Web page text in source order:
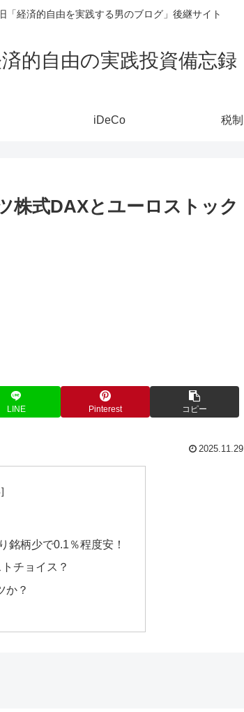
旧「経済的自由を実践する男のブログ」後継サイト
的自由の実践投資備忘録
iDeCo 税制
株式DAXとユーロストック
LINE Pinterest コピー
2025.11.29
銘柄少で0.1％程度安！
チョイス？
か？